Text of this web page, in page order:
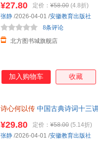
¥27.80 定价： ¥58.00 (4.8折)
北方图书城旗舰店
8条评论
张静 /2026-04-01 /安徽教育出版社
加入购物车 收藏
诗心何以传 中国古典诗词十三
¥29.80 定价： ¥58.00 (5.14折)
张静 /2026-04-01 /安徽教育出版社